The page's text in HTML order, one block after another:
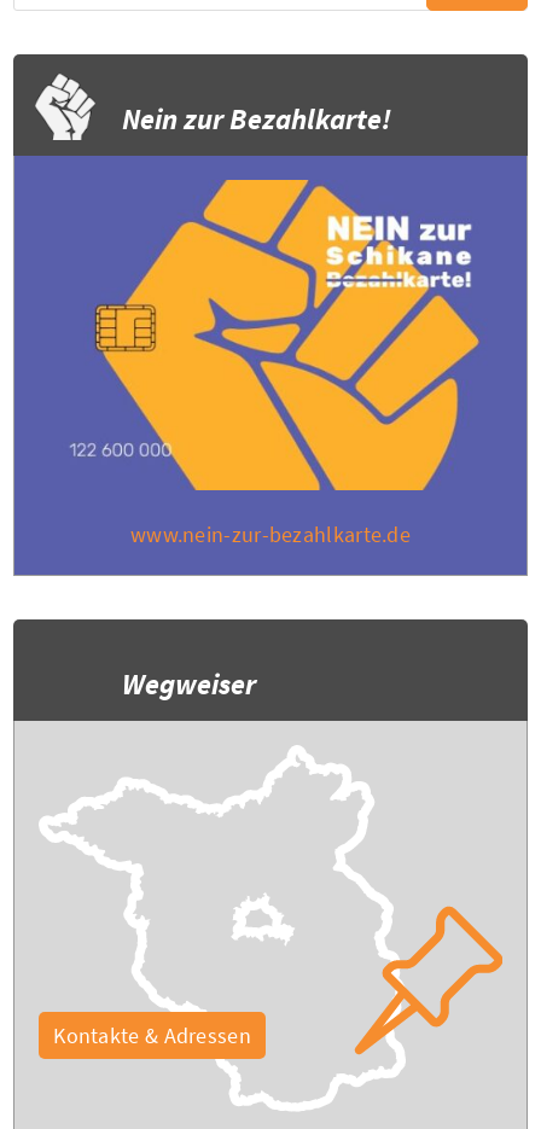
Nein zur Bezahlkarte!
www.nein-zur-bezahlkarte.de
Wegweiser
Kontakte & Adressen